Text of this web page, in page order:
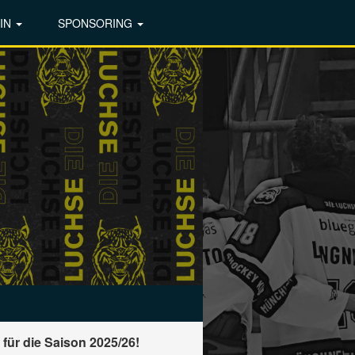
SPONSORING
die Saison 2025/26!